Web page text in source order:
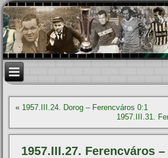
« 1957.III.24. Dorog – Ferencváros 0:1
1957.III.31.
1957.III.27. Ferencváros